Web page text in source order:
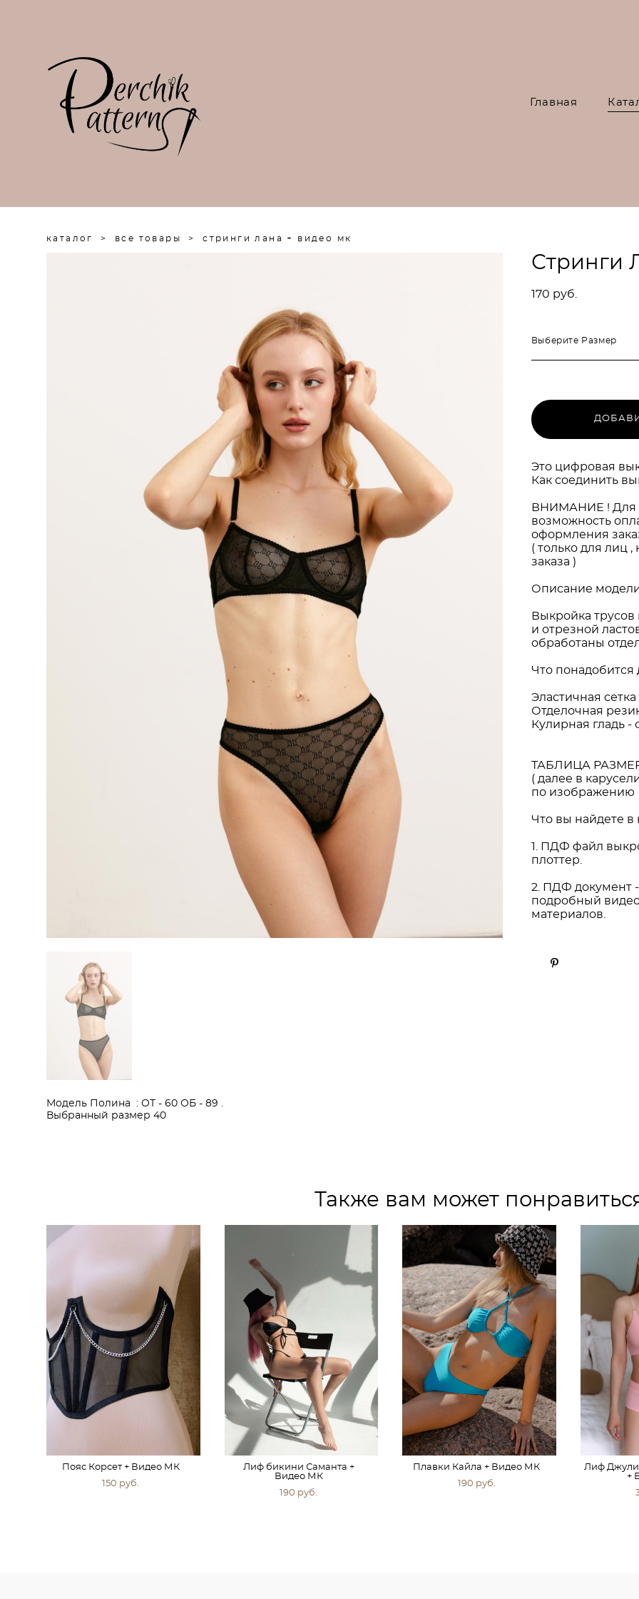
Главная
каталог > все товары > стринги лана + видео мк
Стринги
170 pуб.
Выберите Размер
Это цифровая
Как соединить
ВНИМАНИЕ ! Для
возможность
оформления
( только для лиц
заказа )
Описание
Выкройка
и отрезной
обработаны
Что понадобится
Эластичная
Отделочная
Кулирная гладь -
ТАБЛИЦА
( далее в
по изображению
Что вы найдете в
1. ПДФ файл
плоттер.
2. ПДФ документ
подробный
материалов.
Модель Полина : ОТ - 60 ОБ - 89 .
Выбранный размер 40
Также вам может
Пояс Корсет + Видео МК
150 pуб.
Лиф бикини Саманта +
Видео МК
190 pуб.
Плавки Кайла + Видео МК
190 pуб.
Лиф
+